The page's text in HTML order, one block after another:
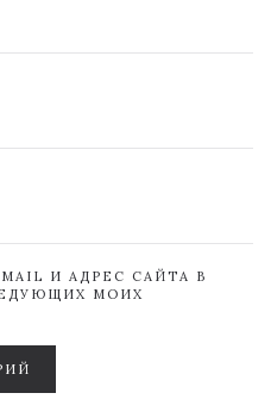
И АДРЕС САЙТА В
МОИХ